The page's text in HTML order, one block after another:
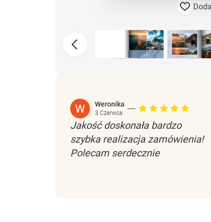
Weronika
3 Czerwca
Jakość doskonała bardzo
szybka realizacja zamówienia!
Polecam serdecznie